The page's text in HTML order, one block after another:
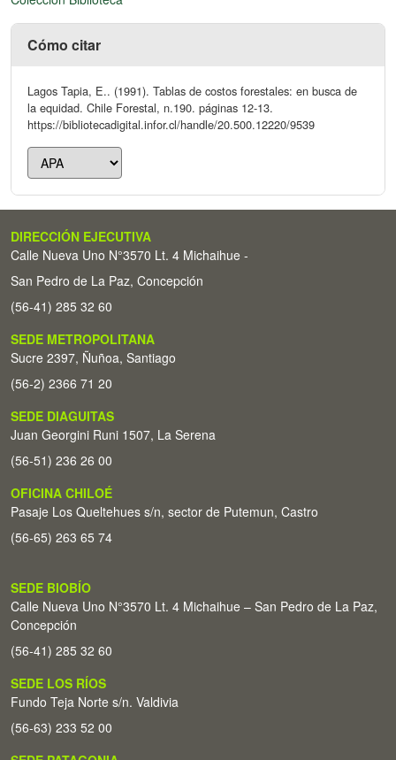
Cómo citar
Lagos Tapia, E.. (1991). Tablas de costos forestales: en busca de
la equidad. Chile Forestal, n.190. páginas 12-13.
https://bibliotecadigital.infor.cl/handle/20.500.12220/9539
DIRECCIÓN EJECUTIVA
Calle Nueva Uno N°3570 Lt. 4 Michaihue -
San Pedro de La Paz, Concepción
(56-41) 285 32 60
SEDE METROPOLITANA
Sucre 2397, Ñuñoa, Santiago
(56-2) 2366 71 20
SEDE DIAGUITAS
Juan Georgini Runi 1507, La Serena
(56-51) 236 26 00
OFICINA CHILOÉ
Pasaje Los Queltehues s/n, sector de Putemun, Castro
(56-65) 263 65 74
SEDE BIOBÍO
Calle Nueva Uno N°3570 Lt. 4 Michaihue – San Pedro de La Paz,
Concepción
(56-41) 285 32 60
SEDE LOS RÍOS
Fundo Teja Norte s/n. Valdivia
(56-63) 233 52 00